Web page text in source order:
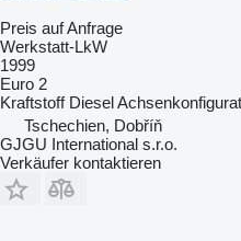
Preis auf Anfrage
Werkstatt-LkW
1999
Euro 2
Kraftstoff Diesel
Tschechien, Dobříň
GJGU International s.r.o.
Verkäufer kontaktieren